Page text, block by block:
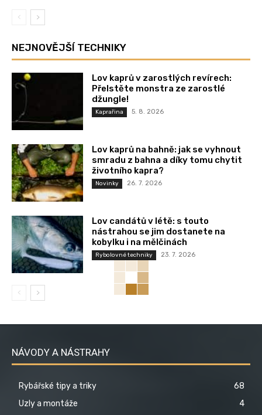
NEJNOVĚJŠÍ TECHNIKY
Lov kaprů v zarostlých revírech:
Přelstěte monstra ze zarostlé
džungle!
Kaprařina 5. 8. 2026
Lov kaprů na bahně: jak se vyhnout
smradu z bahna a díky tomu chytit
životního kapra?
Novinky 26. 7. 2026
Lov candátů v létě: s touto
nástrahou se jim dostanete na
kobylku i na mělčinách
Rybolovné techniky 23. 7. 2026
NÁVODY A NÁSTRAHY
Rybářské tipy a triky
68
Uzly a montáže
4